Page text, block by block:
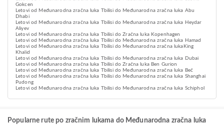
Gokcen
Letovi od Međunarodna zračna luka Tbilisi do Međunarodna zračna luka Abu
Dhabi
Letovi od Međunarodna zračna luka Tbilisi do Međunarodna zračna luka Heydar
Aliyev
Letovi od Međunarodna zračna luka Tbilisi do Zračna luka Kopenhagen
Letovi od Međunarodna zračna luka Tbilisi do Međunarodna zračna luka Hamad
Letovi od Međunarodna zračna luka Tbilisi do Međunarodna zračna lukaKing
Khalid
Letovi od Međunarodna zračna luka Tbilisi do Međunarodna zračna luka Dubai
Letovi od Međunarodna zračna luka Tbilisi do Zračna luka Ben Gurion
Letovi od Međunarodna zračna luka Tbilisi do Međunarodna zračna luka Beč
Letovi od Međunarodna zračna luka Tbilisi do Međunarodna zračna luka Shanghai
Pudong
Letovi od Međunarodna zračna luka Tbilisi do Međunarodna zračna luka Schiphol
Popularne rute po zračnim lukama do Međunarodna zračna luka